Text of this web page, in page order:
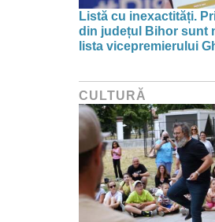
Listă cu inexactități.
din județul Bihor sunt
lista vicepremierului
CULTURĂ